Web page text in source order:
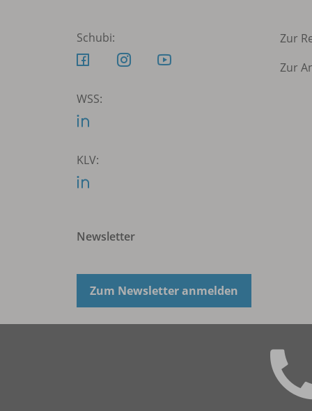
Schubi:
WSS:
KLV:
Newsletter
Zum Newsletter anmelden
Zur
Zur